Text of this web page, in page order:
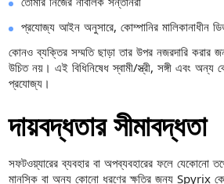
প্রযোজ্য আইন অনুসারে, কোম্পানির মালিকানাধীন
কোনও ব্যক্তির সম্মতি ছাড়া তার উপর নজরদারি করার
উচিত নয়। এই বিধিনিষেধ স্বামী/স্ত্রী, সঙ্গী এবং অন্য
প্রযোজ্য।
দায়বদ্ধতার সীমাবদ্ধতা
সফটওয়্যারের ব্যবহার বা অপব্যবহারের ফলে যেকোনো
মানসিক বা অন্য কোনো ধরণের ক্ষতির জন্য Spyrix